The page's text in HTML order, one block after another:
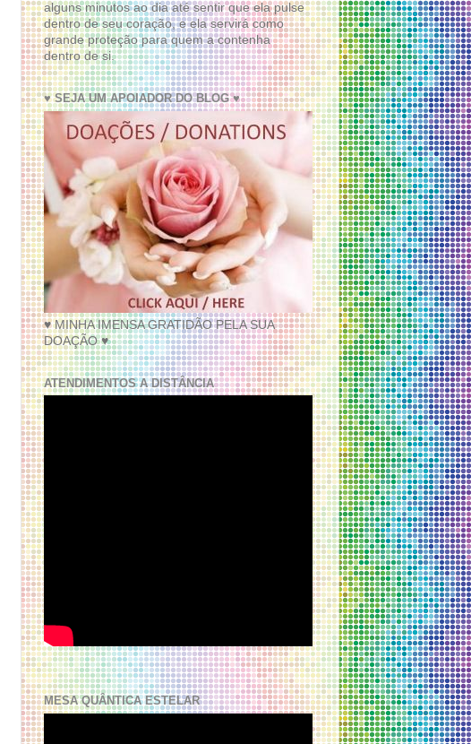
alguns minutos ao dia até sentir que ela pulse
dentro de seu coração, e ela servirá como
grande proteção para quem a contenha
dentro de si.
♥ SEJA UM APOIADOR DO BLOG ♥
♥ MINHA IMENSA GRATIDÃO PELA SUA
DOAÇÃO ♥
ATENDIMENTOS A DISTÂNCIA
MESA QUÂNTICA ESTELAR